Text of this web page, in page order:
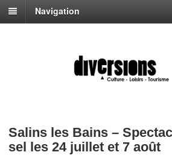
Navigation
Salins les Bains –
sel les 24 juillet et 7 août